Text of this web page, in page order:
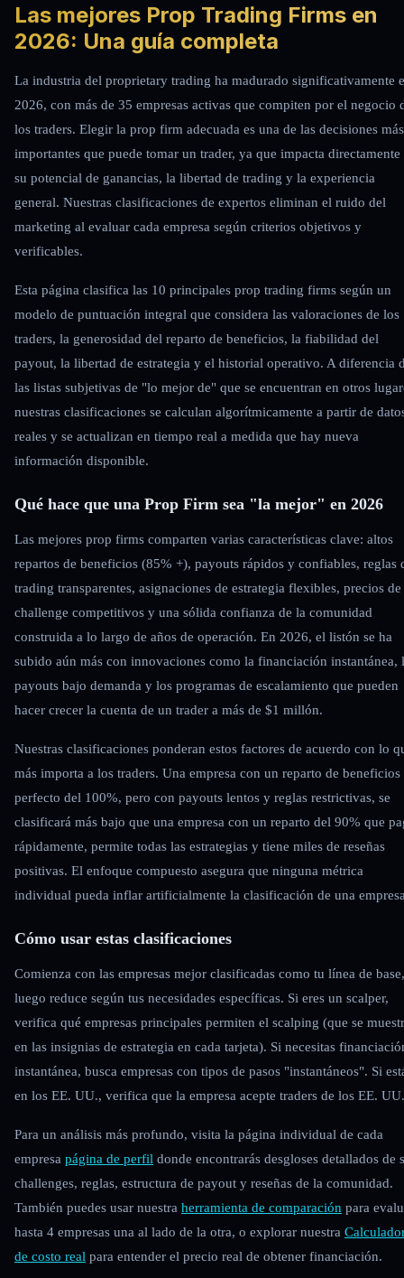
Las mejores Prop Trading Firms en
2026: Una guía completa
La industria del proprietary trading ha madurado significativamente
2026, con más de 35 empresas activas que compiten por el negocio
los traders. Elegir la prop firm adecuada es una de las decisiones más
importantes que puede tomar un trader, ya que impacta directamente
su potencial de ganancias, la libertad de trading y la experiencia
general. Nuestras clasificaciones de expertos eliminan el ruido del
marketing al evaluar cada empresa según criterios objetivos y
verificables.
Esta página clasifica las 10 principales prop trading firms según un
modelo de puntuación integral que considera las valoraciones de los
traders, la generosidad del reparto de beneficios, la fiabilidad del
payout, la libertad de estrategia y el historial operativo. A diferencia
las listas subjetivas de "lo mejor de" que se encuentran en otros
nuestras clasificaciones se calculan algorítmicamente a partir de
reales y se actualizan en tiempo real a medida que hay nueva
información disponible.
Qué hace que una Prop Firm sea "la mejor" en 2026
Las mejores prop firms comparten varias características clave: altos
repartos de beneficios (85% +), payouts rápidos y confiables, reglas
trading transparentes, asignaciones de estrategia flexibles, precios de
challenge competitivos y una sólida confianza de la comunidad
construida a lo largo de años de operación. En 2026, el listón se ha
subido aún más con innovaciones como la financiación instantánea,
payouts bajo demanda y los programas de escalamiento que pueden
hacer crecer la cuenta de un trader a más de $1 millón.
Nuestras clasificaciones ponderan estos factores de acuerdo con lo
más importa a los traders. Una empresa con un reparto de beneficios
perfecto del 100%, pero con payouts lentos y reglas restrictivas, se
clasificará más bajo que una empresa con un reparto del 90% que
rápidamente, permite todas las estrategias y tiene miles de reseñas
positivas. El enfoque compuesto asegura que ninguna métrica
individual pueda inflar artificialmente la clasificación de una
Cómo usar estas clasificaciones
Comienza con las empresas mejor clasificadas como tu línea de base,
luego reduce según tus necesidades específicas. Si eres un scalper,
verifica qué empresas principales permiten el scalping (que se
en las insignias de estrategia en cada tarjeta). Si necesitas
instantánea, busca empresas con tipos de pasos "instantáneos". Si
en los EE. UU., verifica que la empresa acepte traders de los EE. UU.
Para un análisis más profundo, visita la página individual de cada
empresa página de perfil donde encontrarás desgloses detallados de
challenges, reglas, estructura de payout y reseñas de la comunidad.
También puedes usar nuestra herramienta de comparación para
hasta 4 empresas una al lado de la otra, o explorar nuestra
de costo real para entender el precio real de obtener financiación.